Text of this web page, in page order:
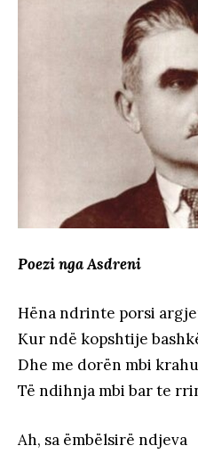
Poezi nga Asdreni
Hëna ndrinte porsi
Kur ndë kopshtije
Dhe me dorën mbi
Të ndihnja mbi bar te
Ah, sa ëmbëlsirë ndjeva